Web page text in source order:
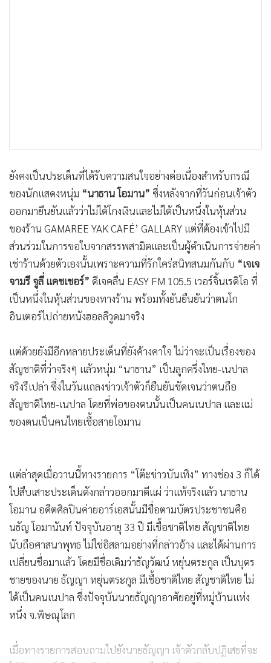
ยังคงเป็นประเด็นที่ได้รับความสนใจอย่างต่อเนื่องสำหรับกรณี
ของนักแสดงหนุ่ม “นาธาน โอมาน” ซึ่งหลังจากที่วันก่อนเจ้าตัว
ออกมายืนยันแล้วว่าไม่ได้โกงเงินและไม่ได้เป็นหนึ่งในหุ้นส่วน
ของร้าน GAMAREE YAK CAFÉ’ GALLARY แต่ที่ต้องเข้าไปมี
ส่วนร่วมในการขอใบจากสรรพสามิตและเป็นผู้ดำเนินการจ่ายค่า
เช่าร้านด้วยตัวเองนั้นเพราะความที่รักใคร่สนิทสนมกันกับ “เจเจ
จามรี จูลี่ แคชเชอร์” ดีเจคลื่น EASY FM 105.5 เวอร์จิ้นเรดิโอ ที่
เป็นหนึ่งในหุ้นส่วนของทางร้าน พร้อมทั้งยันยืนยันว่าตนโก
อินเตอร์ไปถ่ายหนังฮอลลีวูดมาจริง
แต่ด้วยยังมีอีกหลายประเด็นที่ยังค้างคาใจ ไม่ว่าจะเป็นเรื่องของ
สัญชาติที่ว่าจริงๆ แล้วหนุ่ม “นาธาน” เป็นลูกครึ่งไทย-เนปาล
จริงรึเปล่า ซึ่งในวันแถลงข่าวเจ้าตัวก็ยืนยันชัดเจนว่าตนถือ
สัญชาติไทย-เนปาล โดยที่พ่อของตนนั้นเป็นคนเนปาล และแม่
ของตนเป็นคนไทยเชื้อสายโอมาน
แต่ล่าสุดเมื่อวานนี้ทางรายการ “โต๊ะข่าวบันเทิง” ทางช่อง 3 ก็ได้
ไปสืบเสาะประเด็นดังกล่าวออกมาตีแผ่ ว่าแท้จริงแล้ว นาธาน
โอมาน อดีตศิลปินค่ายอาร์เอสนั้นมีชื่อตามบัตรประชาชนคือ
นธัญ โอมานันท์ ปัจจุบันอายุ 33 ปี มีเชื้อชาติไทย สัญชาติไทย
นับถือศาสนาพุทธ ไม่ใช่อิสลามอย่างที่กล่าวอ้าง และได้ผ่านการ
เปลี่ยนชื่อมาแล้ว โดยมีชื่อเดิมว่าธัญวัฒน์ หยุ่นตระกูล เป็นบุตร
ชายของนาย ธัญญา หยุ่นตระกูล มีเชื้อชาติไทย สัญชาติไทย ไม่
ได้เป็นคนเนปาล ซึ่งปัจจุบันนายธัญญาอาศัยอยู่ที่หมู่บ้านแห่ง
หนึ่ง จ.พิษณุโลก
เมื่อทางรายการสอบถามไปยังนายธัญญา เจ้าตัวกลับปฏิเสธที่จะ